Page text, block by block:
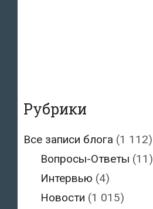
Рубрики
Все записи блога (1 112)
Вопросы-Ответы (11)
Интервью (4)
Новости (1 015)